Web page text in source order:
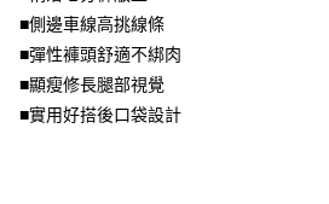
【注意事項】
1.本服務係由「台灣大哥大股份有限公司」（
用戶於交易時，得透過本服務購買商品或服務
買賣價金債權讓與本公司後，依約使用本公司
資料（包含姓名、電話或地址）提供予台灣大
ATM／網路銀行／等多元方式進行付款，方視
※ 請注意：結帳手續完成當下不需立刻繳費，
購買商品的店家。未經商家同意取消之訂單仍
後付繳納相關費用。
※ 交易是否成功請以「AFTEE先享後付 」之結
7-11取貨付款
每筆NT$70，滿NT$799(含以上)免運費
付款後7-11取貨
■側邊車線高挑線條
■彈性褲頭舒適不綁肉
■顯瘦修長腿部視覺
■實用好搭後口袋設計